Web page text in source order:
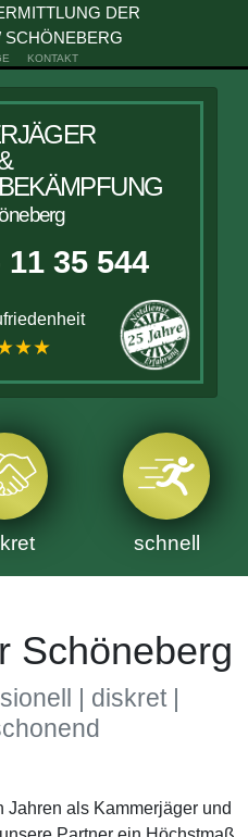
DER
SCHÖNEBERG
KONTAKT
35 544
schnell
Schöneberg
| diskret |
Jahren als Kammerjäger und